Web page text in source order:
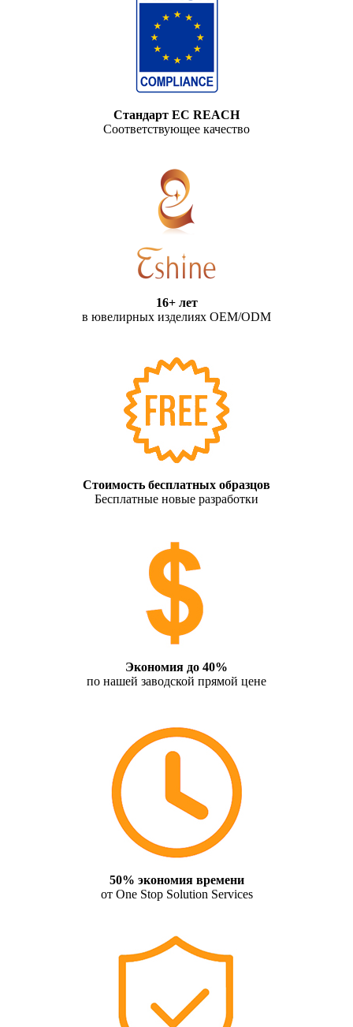
Стандарт ЕС REACH
Соответствующее качество
16+ лет
в ювелирных изделиях OEM/ODM
Стоимость бесплатных образцов
Бесплатные новые разработки
Экономия до 40%
по нашей заводской прямой цене
50% экономия времени
от One Stop Solution Services